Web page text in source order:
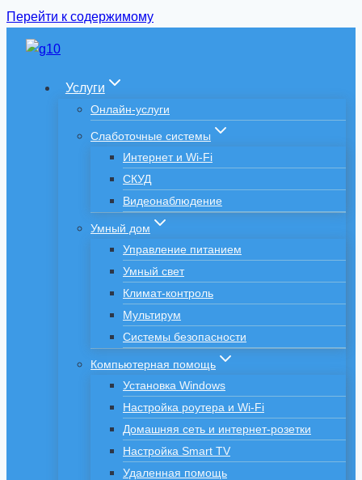
Перейти к содержимому
Услуги
Онлайн-услуги
Слаботочные системы
Интернет и Wi-Fi
СКУД
Видеонаблюдение
Умный дом
Управление питанием
Умный свет
Климат-контроль
Мультирум
Системы безопасности
Компьютерная помощь
Установка Windows
Настройка роутера и Wi-Fi
Домашняя сеть и интернет-розетки
Настройка Smart TV
Удаленная помощь